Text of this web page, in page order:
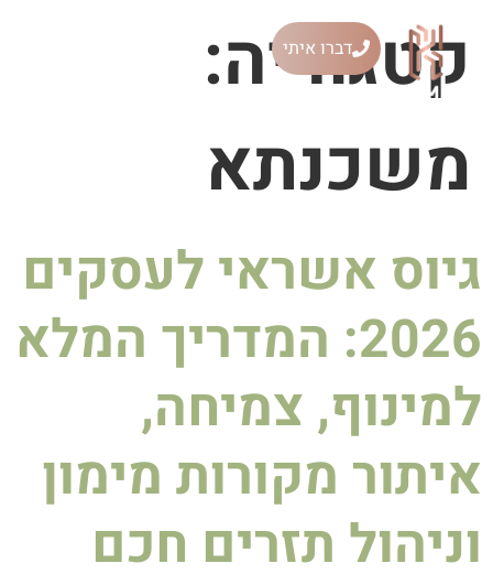
דברו איתי
קטגוריה:
משכנתא
גיוס אשראי לעסקים
2026: המדריך המלא
למינוף, צמיחה,
איתור מקורות מימון
וניהול תזרים חכם